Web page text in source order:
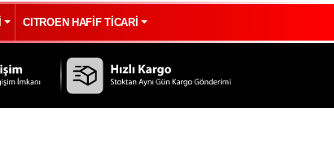
CITROEN HAFİF TİCARİ